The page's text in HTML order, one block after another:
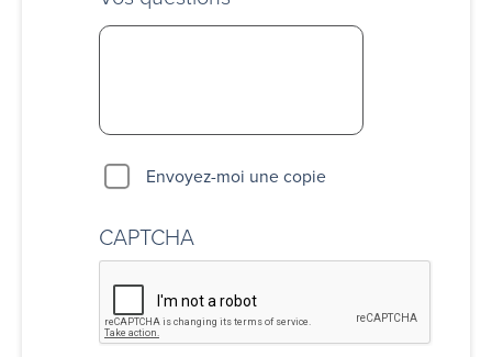
Envoyez-moi une copie
CAPTCHA